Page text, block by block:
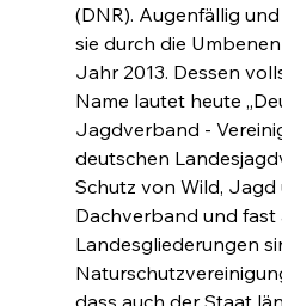
(DNR). Augenfällig
sie durch die
Jahr 2013. Dessen
Name lautet heute
Jagdverband -
deutschen
Schutz von Wild, Jagd
Dachverband und fast
Landesgliederungen
dass auch der Staat